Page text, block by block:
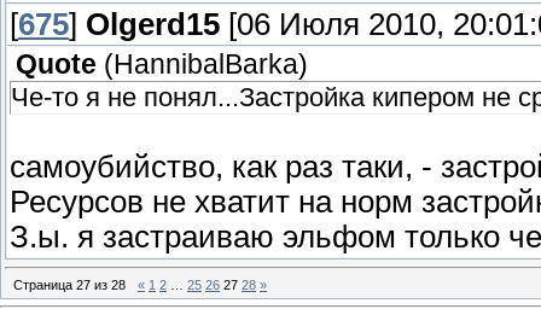
[675] Olgerd15 [06 Июля 2010,
Quote ( HannibalBarka)
Че-то я не понял...Застройка кипером не
самоубийство, как раз таки, -
Ресурсов не хватит на норм
З.ы. я застраиваю эльфом только
Страница 27 из 28 « 1 2 25 26 27 28 »